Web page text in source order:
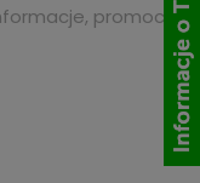
promocje